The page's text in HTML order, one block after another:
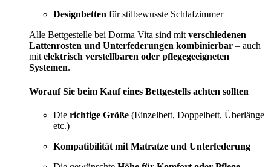
Designbetten für stilbewusste Schlafzimmer
Alle Bettgestelle bei Dorma Vita sind mit verschiedenen
Lattenrosten und Unterfederungen kombinierbar – auch
mit elektrisch verstellbaren oder pflegegeeigneten
Systemen.
Worauf Sie beim Kauf eines Bettgestells achten sollten
Die richtige Größe (Einzelbett, Doppelbett, Überlänge
etc.)
Kompatibilität mit Matratze und Unterfederung